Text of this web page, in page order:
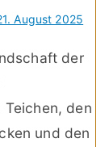
August 2025
der
Teichen, den
und den